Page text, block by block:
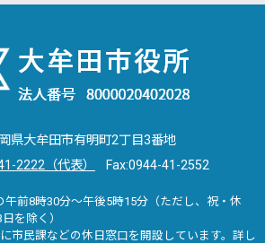
県大牟田市有明町2丁目3番地
2222（代表） Fax:0944-41-2552
午前8時30分～午後5時15分（ただし、祝・休
を除く）
市民課などの休日窓口を開設しています。詳し